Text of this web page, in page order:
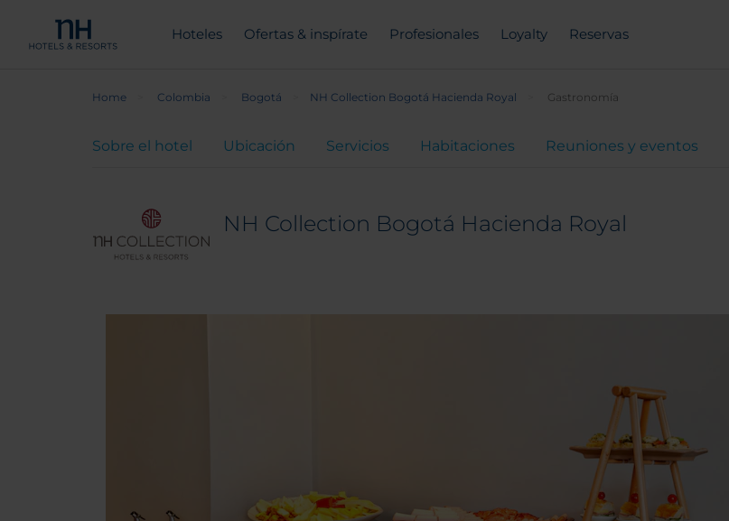
Hoteles Ofertas & inspírate Profesionales Loyalty Reservas
Home Colombia Bogotá NH Collection Bogotá Hacienda Royal Gastronomía
Sobre el hotel Ubicación Servicios Habitaciones Reuniones y eventos
NH Collection Bogotá Hacienda Royal